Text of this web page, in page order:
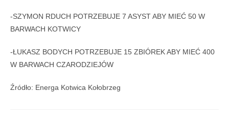
-SZYMON RDUCH POTRZEBUJE 7 ASYST ABY MIEĆ 50 W
BARWACH KOTWICY
-ŁUKASZ BODYCH POTRZEBUJE 15 ZBIÓREK ABY MIEĆ 400
W BARWACH CZARODZIEJÓW
Źródło: Energa Kotwica Kołobrzeg